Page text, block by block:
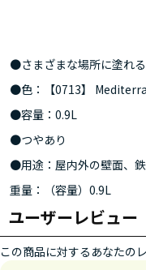
●さまざまな場所に塗れる
●色：【0713】
●容量：0.9L
●つやあり
●用途：屋内外の壁面、
重量：（容量）0.9L
ユーザーレビュー
この商品に対するあなたの